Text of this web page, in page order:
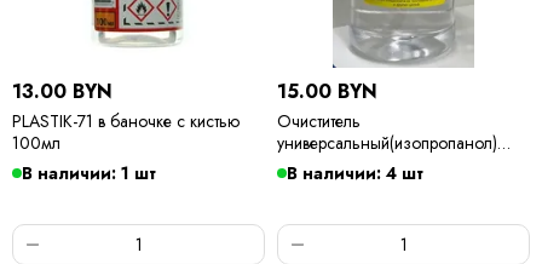
13.00 BYN
PLASTIK-71 в баночке с кистью
100мл
В наличии: 1 шт
15.00 BYN
Очиститель
универсальный(изопропанол)
500мл
В наличии: 4 шт